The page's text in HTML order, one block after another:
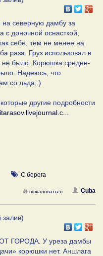
на северную дамбу за
с доночной оснасткой,
себе, тем не менее на
раза. Груз использовал в
не было. Корюшка средне-
Надеюсь, что
со льда :)
другие подробности
С берега
Cuba
пожаловаться
залив)
ОТ ГОРОДА. У уреза дамбы
корюшки нет. Аншлага